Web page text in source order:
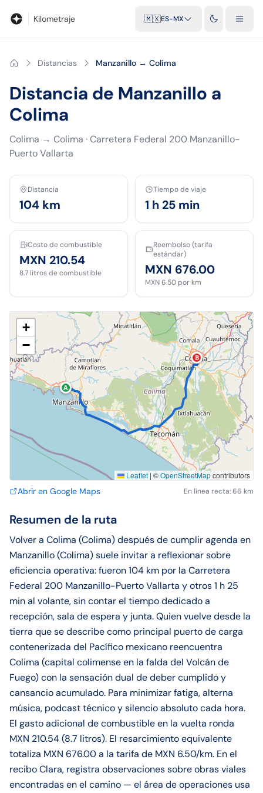
Kilometraje 🇲🇽ES-MX
Distancias Manzanillo → Colima
Distancia de Manzanillo a
Colima
Colima → Colima ·Carretera Federal 200 Manzanillo-
Puerto Vallarta
Distancia
104 km
Tiempo de viaje
1 h 25 min
Costo de combustible
MXN 210.54
8.7 litros de combustible
Reembolso (tarifa
estándar)
MXN 676.00
MXN 6.50 por km
A
B
+
−
Leaflet | ©OpenStreetMapcontributors
Abrir en Google Maps En línea recta: 66 km
Resumen de la ruta
Volver a Colima (Colima) después de cumplir agenda en
Manzanillo (Colima) suele invitar a reflexionar sobre
eficiencia operativa: fueron 104 km por la Carretera
Federal 200 Manzanillo-Puerto Vallarta y otros 1 h 25
min al volante, sin contar el tiempo dedicado a
recepción, sala de espera y junta. Quien vuelve desde la
tierra que se describe como principal puerto de carga
contenerizada del Pacífico mexicano reencuentra
Colima (capital colimense en la falda del Volcán de
Fuego) con la sensación dual de deber cumplido y
cansancio acumulado. Para minimizar fatiga, alterna
música, podcast técnico y silencio absoluto cada hora.
El gasto adicional de combustible en la vuelta ronda
MXN 210.54 (8.7 litros). El resarcimiento equivalente
totaliza MXN 676.00 a la tarifa de MXN 6.50/km. En el
recibo Clara, registra observaciones sobre obras viales
encontradas en el camino — el área de operaciones usa